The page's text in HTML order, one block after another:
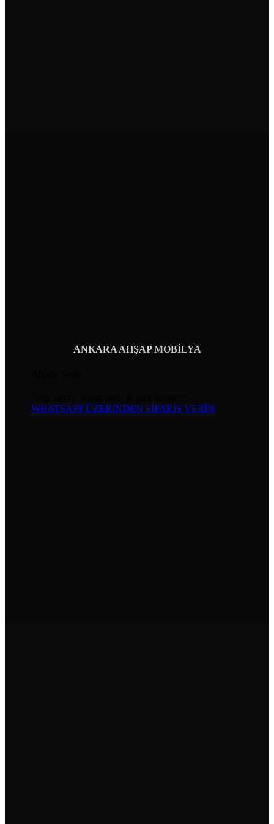
ANKARA AHŞAP MOBİLYA
WHATSAPP ÜZERİNDEN SİPARİŞ VERİN